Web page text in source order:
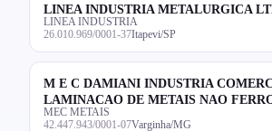
LINEA INDUSTRIA METALURGICA
LINEA INDUSTRIA
26.010.969/0001-37Itapevi/SP
M E C DAMIANI INDUSTRIA
LAMINACAO DE METAIS NAO
MEC METAIS
42.447.943/0001-07Varginha/MG